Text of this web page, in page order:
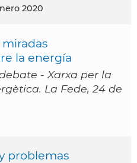
2020
la energía
- Xarxa per la
La Fede, 24 de
problemas